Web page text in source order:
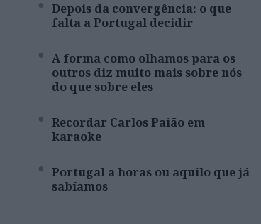
Depois da convergência: o que
falta a Portugal decidir
A forma como olhamos para os
outros diz muito mais sobre nós
do que sobre eles
Recordar Carlos Paião em
karaoke
Portugal a horas ou aquilo que já
sabíamos